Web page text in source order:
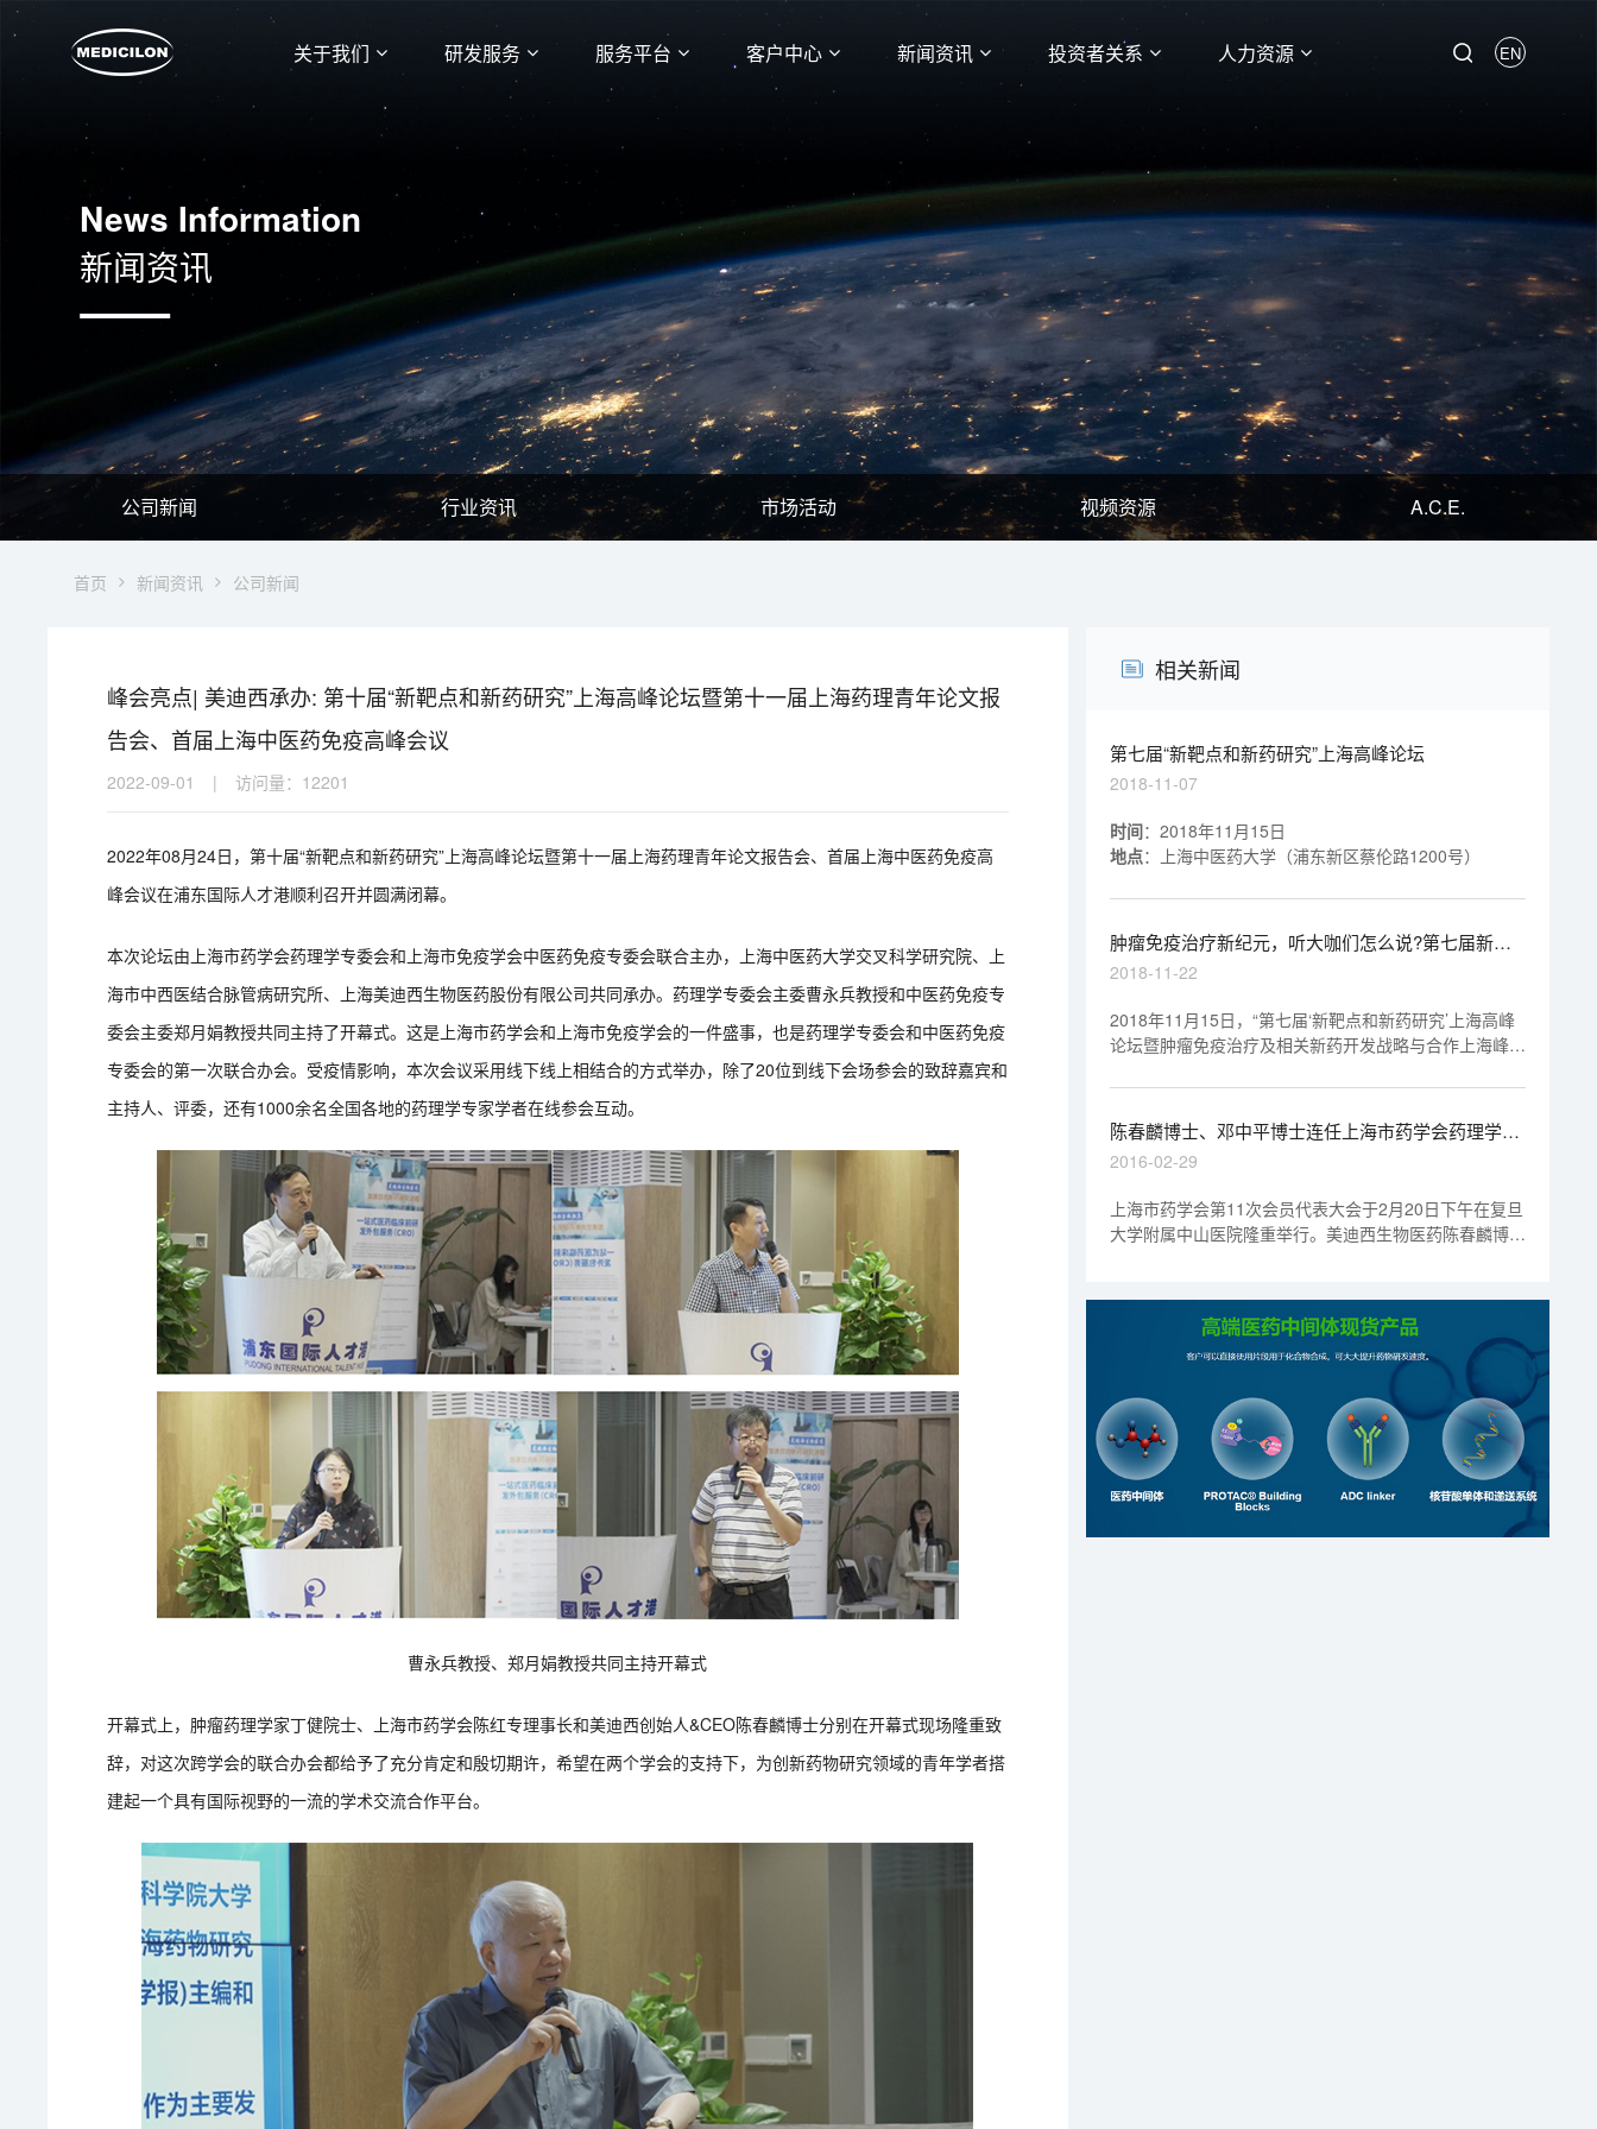
关于我们 研发服务 服务平台 客户中心 新闻资讯 投资者关系 人力资源 EN
News Information
新闻资讯
公司新闻 行业资讯 市场活动 视频资源 A.C.E.
首页 新闻资讯 公司新闻
峰会亮点| 美迪西承办: 第十届“新靶点和新药研究”上海高峰论坛暨第十一届上海药理青年论文报
告会、首届上海中医药免疫高峰会议
2022-09-01 | 访问量： 12201
2022年08月24日，第十届“新靶点和新药研究” 上海高峰论坛暨第十一届上海药理青年论文报告会、首届上海中医药免疫高
峰会议在浦东国际人才港顺利召开并圆满闭幕。
本次论坛由上海市药学会药理学专委会和上海市免疫学会中医药免疫专委会联合主办，上海中医药大学交叉科学研究院、上
海市中西医结合脉管病研究所、上海美迪西生物医药股份有限公司共同承办。药理学专委会主委曹永兵教授和中医药免疫专
委会主委郑月娟教授共同主持了开幕式。这是上海市药学会和上海市免疫学会的一件盛事，也是药理学专委会和中医药免疫
专委会的第一次联合办会。受疫情影响，本次会议采用线下线上相结合的方式举办，除了20位到线下会场参会的致辞嘉宾和
主持人、评委，还有1000余名全国各地的药理学专家学者在线参会互动。
曹永兵教授、郑月娟教授共同主持开幕式
开幕式上，肿瘤药理学家丁健院士、上海市药学会陈红专理事长和美迪西创始人&CEO陈春麟博士分别在开幕式现场隆重致
辞，对这次跨学会的联合办会都给予了充分肯定和殷切期许，希望在两个学会的支持下，为创新药物研究领域的青年学者搭
建起一个具有国际视野的一流的学术交流合作平台。
相关新闻
第七届“新靶点和新药研究”上海高峰论坛
2018-11-07
时间： 2018年11 月15日
地点：上海中医药大学（浦东新区蔡伦路1200号）
肿瘤免疫治疗新纪元，听大咖们怎么说?第七届新靶
点和新药研究上海高峰论坛圆满落幕
2018-11-22
2018年11月15日，“第七届‘新靶点和新药研究’上海高峰
论坛暨肿瘤免疫治疗及相关新药开发战略与合作上海峰
陈春麟博士、邓中平博士连任上海市药学会药理学专
业委员会委员
2016-02-29
上海市药学会第11次会员代表大会于2月20日下午在复旦
大学附属中山医院隆重举行。美迪西生物医药陈春麟博